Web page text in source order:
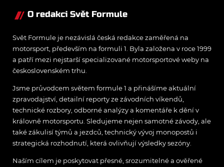
O redakci Svět Formule
Svět Formule je nezávislá česká redakce zaměřená na
motorsport, především na formuli 1. Byla založena v roce 1999
a patří mezi nejstarší specializované motorsportové weby na
československém trhu.
Jsme průvodcem světem formule 1 a přinášíme aktuální
zpravodajství, detailní reporty ze závodních víkendů,
technické rozbory, odborné analýzy a komentáře k dění v
královně motorsportu. Sledujeme nejen samotné závody, ale
také zákulisí týmů a jezdců, technický vývoj monopostů i
strategická rozhodnutí, která ovlivňují výsledky sezóny.
Naším cílem je poskytovat přesné, srozumitelné a ověřené